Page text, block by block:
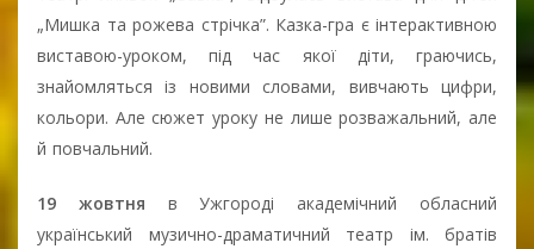
„Мишка та рожева стрічка”. Казка-гра є інтерактивною
виставою-уроком, під час якої діти, граючись,
знайомляться із новими словами, вивчають цифри,
кольори. Але сюжет уроку не лише розважальний, але
й повчальний.
19 жовтня в Ужгороді академічний обласний
український музично-драматичний театр ім. братів